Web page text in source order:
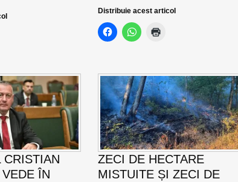
Distribuie acest articol
CRISTIAN
ÎN
ZECI DE HECTARE
MISTUITE ȘI ZECI DE